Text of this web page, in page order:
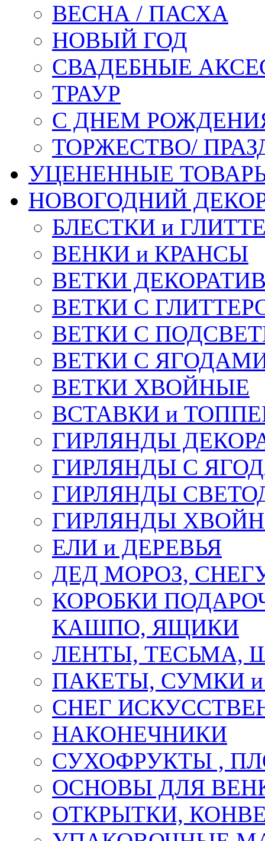
ВЕСНА / ПАСХА
НОВЫЙ ГОД
СВАДЕБНЫЕ
ТРАУР
С ДНЕМ
ТОРЖЕСТВО/
УЦЕНЕННЫЕ
НОВОГОДНИЙ
БЛЕСТКИ и
ВЕНКИ и КРАНСЫ
ВЕТКИ
ВЕТКИ С
ВЕТКИ С
ВЕТКИ С
ВЕТКИ ХВОЙНЫЕ
ВСТАВКИ и
ГИРЛЯНДЫ
ГИРЛЯНДЫ С
ГИРЛЯНДЫ
ГИРЛЯНДЫ
ЕЛИ и ДЕРЕВЬЯ
ДЕД МОРОЗ,
КОРОБКИ
КАШПО, ЯЩИКИ
ЛЕНТЫ, ТЕСЬМА,
ПАКЕТЫ, СУМКИ
СНЕГ
НАКОНЕЧНИКИ
СУХОФРУКТЫ ,
ОСНОВЫ ДЛЯ
ОТКРЫТКИ,